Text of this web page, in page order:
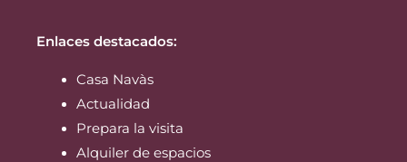
Enlaces destacados:
Casa Navàs
Actualidad
Prepara la visita
Alquiler de espacios